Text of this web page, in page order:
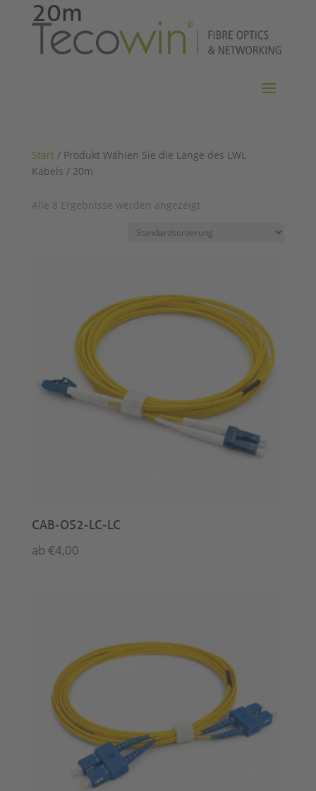
Start/ Produkt Wählen Sie die Länge des LWL
Kabels / 20m
20m
Alle 8 Ergebnisse werden angezeigt
CAB-OS2-LC-LC
ab €4,00